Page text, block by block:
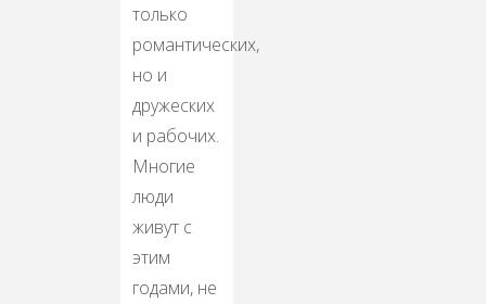
только
романтических,
но и
дружеских
и рабочих.
Многие
люди
живут с
этим
годами, не